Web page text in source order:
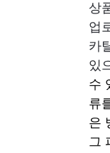
상
업
카
있
수
류
은
그